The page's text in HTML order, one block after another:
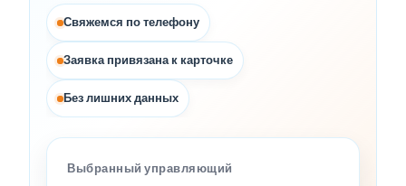
Свяжемся по телефону
Заявка привязана к карточке
Без лишних данных
Выбранный управляющий